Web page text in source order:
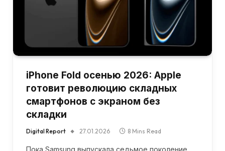
iPhone Fold осенью 2026: Apple
готовит революцию складных
смартфонов с экраном без
складки
Digital Report 27.01.2026 8 Mins Read
Пока Samsung выпускала седьмое поколение